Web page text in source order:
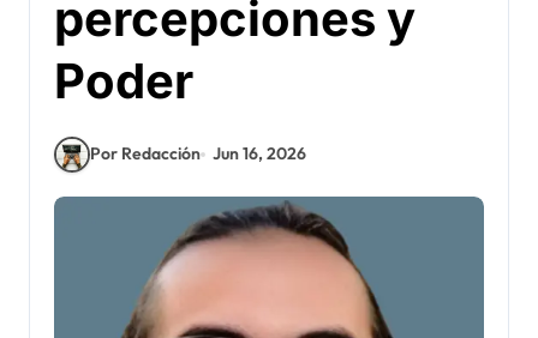
percepciones y
Poder
Por Redacción Jun 16, 2026